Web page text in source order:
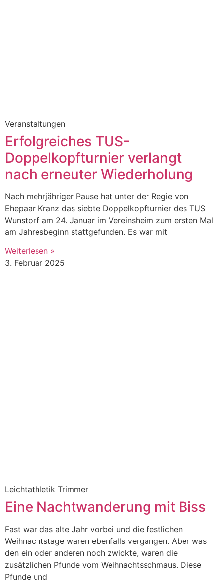
Veranstaltungen
Erfolgreiches TUS-
Doppelkopfturnier verlangt
nach erneuter Wiederholung
Nach mehrjähriger Pause hat unter der Regie von
Ehepaar Kranz das siebte Doppelkopfturnier des TUS
Wunstorf am 24. Januar im Vereinsheim zum ersten Mal
am Jahresbeginn stattgefunden. Es war mit
Weiterlesen »
3. Februar 2025
Leichtathletik Trimmer
Eine Nachtwanderung mit Biss
Fast war das alte Jahr vorbei und die festlichen
Weihnachtstage waren ebenfalls vergangen. Aber was
den ein oder anderen noch zwickte, waren die
zusätzlichen Pfunde vom Weihnachtsschmaus. Diese
Pfunde und